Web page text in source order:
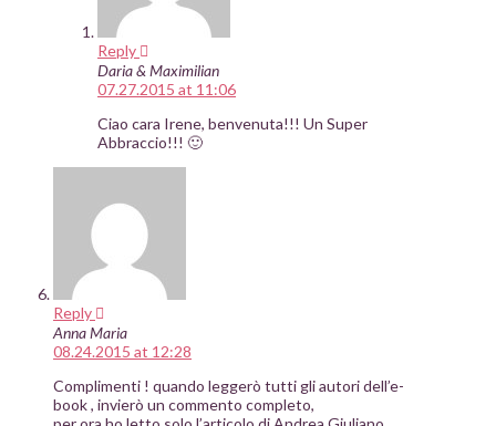
Reply
Daria & Maximilian
07.27.2015 at 11:06
Ciao cara Irene, benvenuta!!! Un Super
Abbraccio!!! 🙂
Reply
Anna Maria
08.24.2015 at 12:28
Complimenti ! quando leggerò tutti gli autori dell’e-
book , invierò un commento completo,